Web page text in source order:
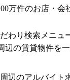
万件のお店・
わり検索メニュ
辺の賃貸物件を
辺のアルバイト